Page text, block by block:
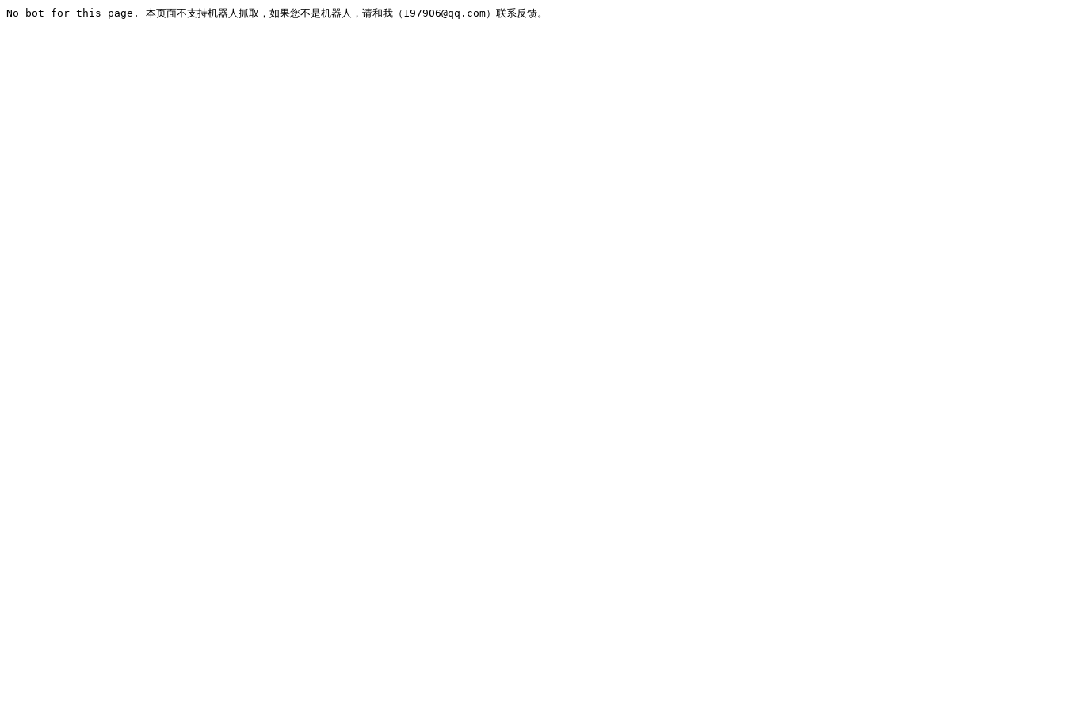
No bot for this page. 本页面不支持机器人抓取，如果您不是机器人，请和我（197906@qq.com）联系反馈。